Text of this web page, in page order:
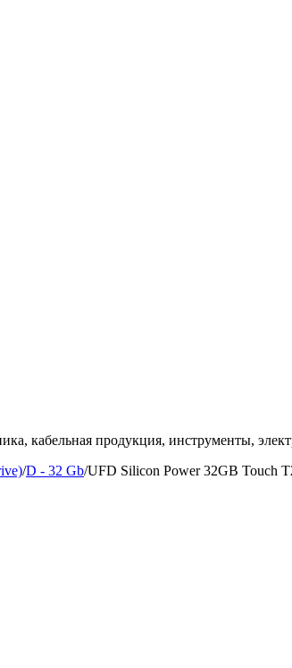
кабельная продукция, инструменты,
/D - 32 Gb/UFD Silicon Power 32GB Touch